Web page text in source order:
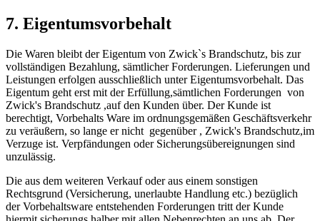
7. Eigentumsvorbehalt
Die Waren bleibt der Eigentum von Zwick`s Brandschutz, bis zur
vollständigen Bezahlung, sämtlicher Forderungen. Lieferungen und
Leistungen erfolgen ausschließlich unter Eigentumsvorbehalt. Das
Eigentum geht erst mit der Erfüllung,sämtlichen Forderungen von
Zwick's Brandschutz ,auf den Kunden über. Der Kunde ist
berechtigt, Vorbehalts Ware im ordnungsgemäßen Geschäftsverkehr
zu veräußern, so lange er nicht gegenüber , Zwick's Brandschutz,im
Verzuge ist. Verpfändungen oder Sicherungsübereignungen sind
unzulässig.
Die aus dem weiteren Verkauf oder aus einem sonstigen
Rechtsgrund (Versicherung, unerlaubte Handlung etc.) bezüglich
der Vorbehaltsware entstehenden Forderungen tritt der Kunde